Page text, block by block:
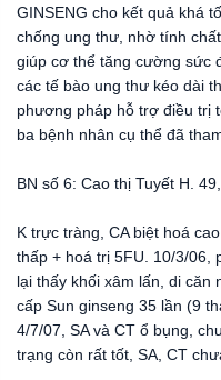
GINSENG cho kết quả khá
chống ung thư, nhờ tính
giúp cơ thể tăng cường sức
các tế bào ung thư kéo dài
phương pháp hỗ trợ điều trị
ba bệnh nhân cụ thể đã
BN số 6: Cao thị Tuyết H.
K trực tràng, CA biệt hoá
thấp + hoá trị 5FU. 10/3/06,
lại thấy khối xâm lấn, di căn
cấp Sun ginseng 35 lần (9
4/7/07, SA và CT ổ bụng,
trạng còn rất tốt, SA, CT